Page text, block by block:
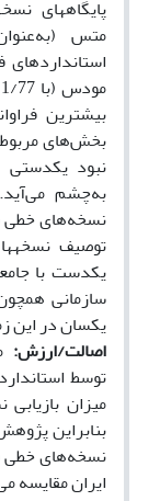
پایگاه­های
متس
بیشترین
بخش‌های مربوط
نبود یکدستی
به‌چشم
نسخه‌های خطی
توصیف
یکدست با
سازمانی
یکسان در این
اصالت/ارزش:
توسط
میزان
بنابراین
ایران مقایسه